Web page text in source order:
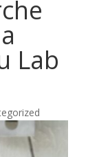
Lab